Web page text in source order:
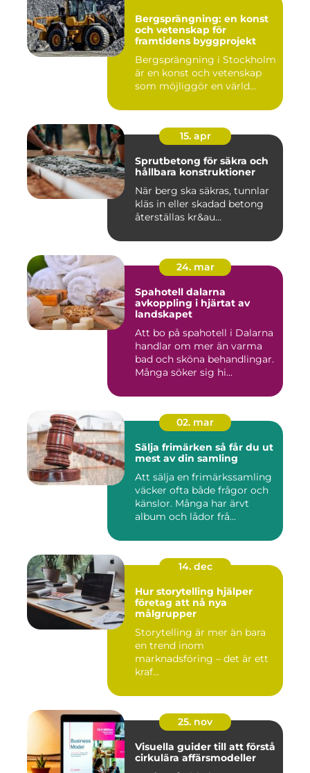
Bergsprängning: en konst
och vetenskap för
framtidens byggprojekt
Bergsprängning i Stockholm
är en konst och vetenskap
som möjliggör en värld...
15. apr
Sprutbetong för säkra och
hållbara konstruktioner
När berg ska säkras, tunnlar
kläs in eller skadad betong
återställas kr&au...
24. mar
Spahotell dalarna
avkoppling i hjärtat av
landskapet
Att bo på spahotell i Dalarna
handlar om mer än varma
bad och sköna behandlingar.
Många söker sig hi...
02. mar
Sälja frimärken så får du ut
mest av din samling
Att sälja en frimärkssamling
väcker ofta både frågor och
känslor. Många har ärvt
album och lådor frå...
14. dec
Hur storytelling hjälper
företag att nå nya
målgrupper
Storytelling är mer än bara
en trend inom
marknadsföring – det är ett
kraf...
25. nov
Visuella guider till att förstå
cirkulära affärsmodeller